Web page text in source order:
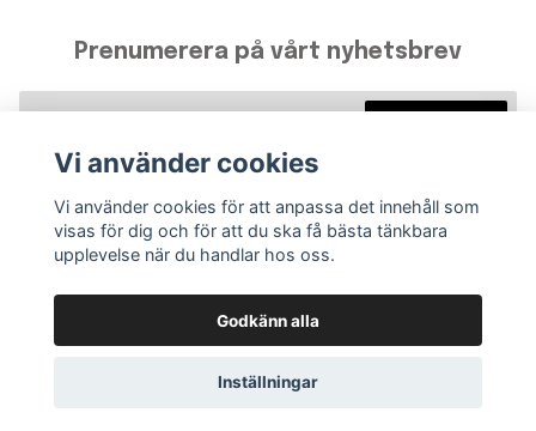
Prenumerera på vårt nyhetsbrev
© 2026 Golfvante–Powered by Quickbutik
Vi använder cookies
Vi använder cookies för att anpassa det innehåll som
visas för dig och för att du ska få bästa tänkbara
upplevelse när du handlar hos oss.
Godkänn alla
Inställningar